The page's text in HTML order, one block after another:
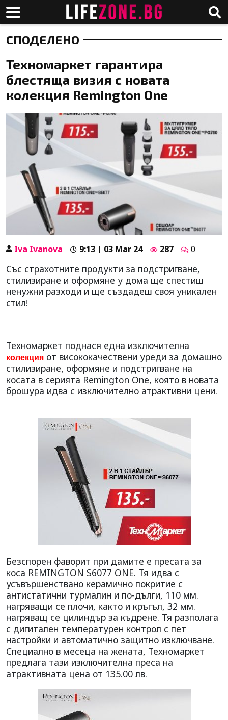
СПОДЕЛЕНО
Техномаркет гарантира
блестяща визия с новата
колекция Remington One
Iva Ivanova 9:13 | 03 Mar 24 287 0
Със страхотните продукти за подстригване,
стилизиране и оформяне у дома ще спестиш
ненужни разходи и ще създадеш своя уникален
стил!
Техномаркет поднася една изключителна
колекция от висококачествени уреди за домашно
стилизиране, оформяне и подстригване на
косата в серията Remington One, която в новата
брошура идва с изключително атрактивни цени.
Безспорен фаворит при дамите е пресата за
коса REMINGTON S6077 ONE. Тя идва с
усъвършенствано керамично покритие с
антистатични турмалин и по-дълги, 110 мм.
нагряващи се плочи, както и кръгъл, 32 мм.
нагряващ се цилиндър за къдрене. Тя разполага
с дигитален температурен контрол с пет
настройки и автоматично защитно изключване.
Специално в месеца на жената, Техномаркет
предлага тази изключителна преса на
атрактивната цена от 135.00 лв.